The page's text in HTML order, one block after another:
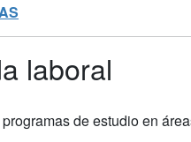
laboral
de estudio en